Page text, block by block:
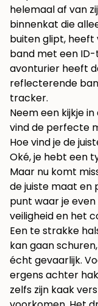
helemaal af van
binnenkat die
buiten glipt,
band met een
avonturier heeft
reflecterende
tracker.
Neem een kijkje
vind de perfecte
Hoe vind je de
Oké, je hebt een
Maar nu komt
de juiste maat en
punt waar je
veiligheid en het
Een te strakke
kan gaan
écht gevaarlijk.
ergens achter
zelfs zijn kaak